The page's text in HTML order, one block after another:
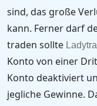
sind, das große
kann. Ferner darf
traden sollte
Konto von einer
Konto deaktiviert
jegliche Gewinne.